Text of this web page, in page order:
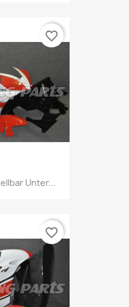
Unter...
favorite_border
favorite_border